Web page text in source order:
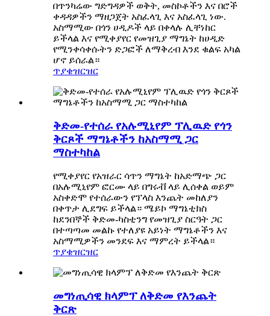
በጥንካሬው ግድግዳዎች ወቅት, መስኮቶችን እና በሮች
ቀዳዳዎችን ማዘጋጀት አስፈላጊ እና አስፈላጊ ነው.
አስማሚው በጎን ሀዲዶች ላይ በቀላሉ ሊቸነከር
ይችላል እና የሚቀያየር የመዝጊያ ማግኔት ከሀዲድ
የሚንቀሳቀሱትን ድጋፎች ለማቅረብ እንደ ቁልፍ አካል
ሆኖ ይሰራል።
ጥያቄዝርዝር
ቅድመ-የተሰራ የአሉሚኒየም ፕሊዉድ የጎን
ቅርጾች ማግኔቶችን ከአስማሚ ጋር
ማስተካከል
የሚቀያየር የአዝራር ሳጥን ማግኔት ከአድማጭ ጋር
በአሉሚኒየም ፎርሙ ላይ በግሩቭ ላይ ሊሰቀል ወይም
አስቀድሞ የተሰራውን የፕላስ እንጨት መከለያን
በቀጥታ ሊደግፍ ይችላል። ሜይኮ ማግኔቲክስ
ከደንበኞች ቅድመ-ካስቲንግ የመዝጊያ ስርዓት ጋር
በተጣጣመ መልኩ የተለያዩ አይነት ማግኔቶችን እና
አስማሚዎችን መንደፍ እና ማምረት ይችላል።
ጥያቄዝርዝር
መግነጢሳዊ ክላምፕ ለቅድመ የእንጨት
ቅርጽ